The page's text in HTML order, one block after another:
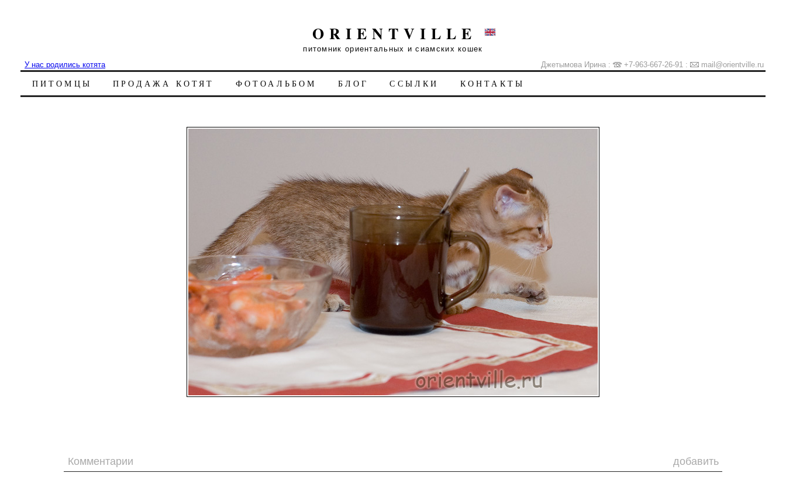
ORIENTVILLE
питомник ориентальных и сиамских кошек
У нас родились котята
Джетымова Ирина : +7-963-667-26-91 : mail@orientville.ru
ПИТОМЦЫ ПРОДАЖА КОТЯТ ФОТОАЛЬБОМ БЛОГ ССЫЛКИ КОНТАКТЫ
Комментарии добавить